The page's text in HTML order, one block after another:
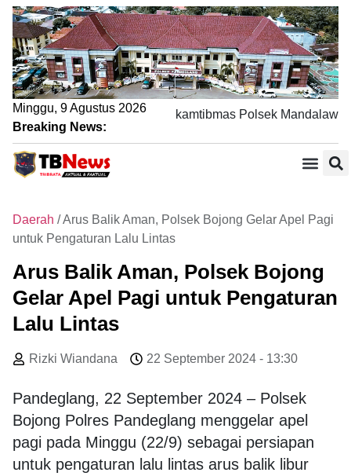
Minggu, 9 Agustus 2026
Breaking News:
Sambang DDS, Bhabinkamtibmas Polsek
Daerah /Arus Balik Aman, Polsek Bojong Gelar Apel Pagi
untuk Pengaturan Lalu Lintas
Arus Balik Aman, Polsek Bojong
Gelar Apel Pagi untuk Pengaturan
Lalu Lintas
Rizki Wiandana 22 September 2024 - 13:30
Pandeglang, 22 September 2024 – Polsek
Bojong Polres Pandeglang menggelar apel
pagi pada Minggu (22/9) sebagai persiapan
untuk pengaturan lalu lintas arus balik libur